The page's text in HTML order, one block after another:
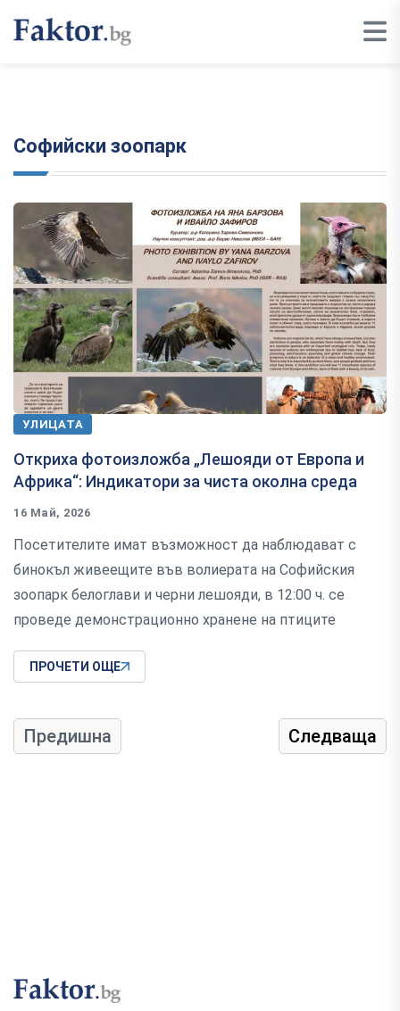
Софийски зоопарк
УЛИЦАТА
Откриха фотоизложба „Лешояди от Европа и
Африка“: Индикатори за чиста околна среда
16 Май, 2026
Посетителите имат възможност да наблюдават с
бинокъл живеещите във волиерата на Софийския
зоопарк белоглави и черни лешояди, в 12:00 ч. се
проведе демонстрационно хранене на птиците
ПРОЧЕТИ ОЩЕ
Предишна Следваща